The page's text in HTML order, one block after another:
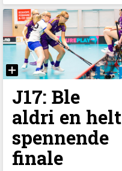
J17: Ble
aldri en helt
spennende
finale